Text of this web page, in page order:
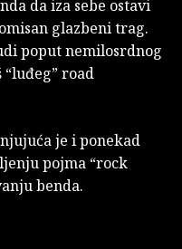
da iza sebe ostavi
glazbeni trag.
poput nemilosrdnog
road
je i ponekad
pojma “rock
benda.